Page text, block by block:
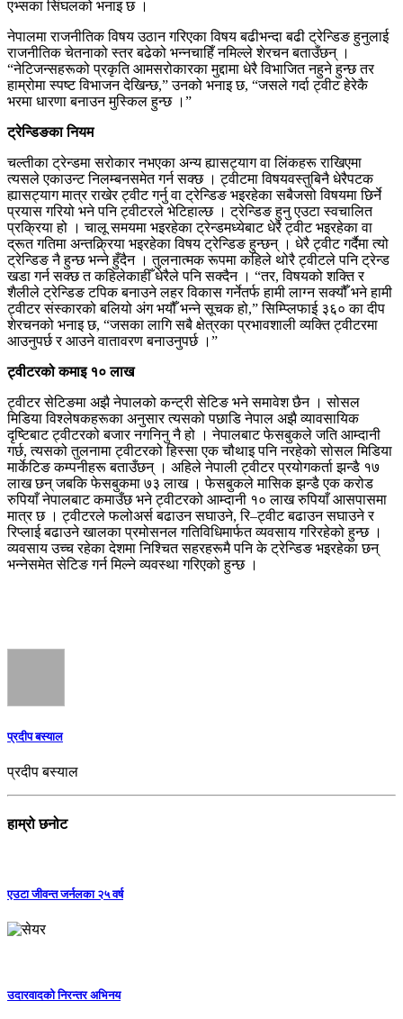
एभ्सका सिंघलको भनाइ छ ।
नेपालमा राजनीतिक विषय उठान गरिएका विषय बढीभन्दा बढी ट्रेन्डिङ हुनुलाई
राजनीतिक चेतनाको स्तर बढेको भन्नचाहिँ नमिल्ले शेरचन बताउँछन् ।
“नेटिजन्सहरूको प्रकृति आमसरोकारका मुद्दामा धेरै विभाजित नहुने हुन्छ तर
हाम्रोमा स्पष्ट विभाजन देखिन्छ,” उनको भनाइ छ, “जसले गर्दा ट्वीट हेरेकै
भरमा धारणा बनाउन मुस्किल हुन्छ ।”
ट्रेन्डिङका नियम
चल्तीका ट्रेन्डमा सरोकार नभएका अन्य ह्यासट्याग वा लिंकहरू राखिएमा
त्यसले एकाउन्ट निलम्बनसमेत गर्न सक्छ । ट्वीटमा विषयवस्तुबिनै धेरैपटक
ह्यासट्याग मात्र राखेर ट्वीट गर्नु वा ट्रेन्डिङ भइरहेका सबैजसो विषयमा छिर्ने
प्रयास गरियो भने पनि ट्वीटरले भेटिहाल्छ । ट्रेन्डिङ हुनु एउटा स्वचालित
प्रक्रिया हो । चालू समयमा भइरहेका ट्रेन्डमध्येबाट धेरै ट्वीट भइरहेका वा
द्रूत गतिमा अन्तक्र्रिया भइरहेका विषय ट्रेन्डिङ हुन्छन् । धेरै ट्वीट गर्दैमा त्यो
ट्रेन्डिङ नै हुन्छ भन्ने हुँदैन । तुलनात्मक रूपमा कहिले थोरै ट्वीटले पनि ट्रेन्ड
खडा गर्न सक्छ त कहिलेकाहीँ धेरैले पनि सक्दैन । “तर, विषयको शक्ति र
शैलीले ट्रेन्डिङ टपिक बनाउने लहर विकास गर्नेतर्फ हामी लाग्न सक्यौँ भने हामी
ट्वीटर संस्कारको बलियो अंग भयौँ भन्ने सूचक हो,” सिम्प्लिफाई ३६० का दीप
शेरचनको भनाइ छ, “जसका लागि सबै क्षेत्रका प्रभावशाली व्यक्ति ट्वीटरमा
आउनुपर्छ र आउने वातावरण बनाउनुपर्छ ।”
ट्वीटरको कमाइ १० लाख
ट्वीटर सेटिङमा अझै नेपालको कन्ट्री सेटिङ भने समावेश छैन । सोसल
मिडिया विश्लेषकहरूका अनुसार त्यसको पछाडि नेपाल अझै व्यावसायिक
दृष्टिबाट ट्वीटरको बजार नगनिनु नै हो । नेपालबाट फेसबुकले जति आम्दानी
गर्छ, त्यसको तुलनामा ट्वीटरको हिस्सा एक चौथाइ पनि नरहेको सोसल मिडिया
मार्केटिङ कम्पनीहरू बताउँछन् । अहिले नेपाली ट्वीटर प्रयोगकर्ता झन्डै १७
लाख छन् जबकि फेसबुकमा ७३ लाख । फेसबुकले मासिक झन्डै एक करोड
रुपियाँ नेपालबाट कमाउँछ भने ट्वीटरको आम्दानी १० लाख रुपियाँ आसपासमा
मात्र छ । ट्वीटरले फलोअर्स बढाउन सघाउने, रि–ट्वीट बढाउन सघाउने र
रिप्लाई बढाउने खालका प्रमोसनल गतिविधिमार्फत व्यवसाय गरिरहेको हुन्छ ।
व्यवसाय उच्च रहेका देशमा निश्चित सहरहरूमै पनि के ट्रेन्डिङ भइरहेका छन्
भन्नेसमेत सेटिङ गर्न मिल्ने व्यवस्था गरिएको हुन्छ ।
प्रदीप बस्याल
प्रदीप बस्याल
हाम्रो छनोट
एउटा जीवन्त जर्नलका २५ वर्ष
उदारवादको निरन्तर अभिनय